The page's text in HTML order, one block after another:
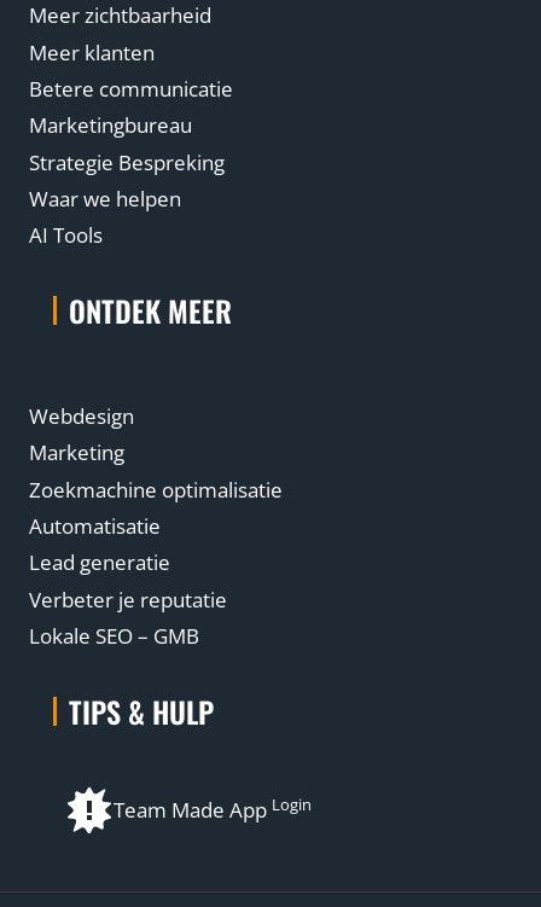
Meer zichtbaarheid
Meer klanten
Betere communicatie
Marketingbureau
Strategie Bespreking
Waar we helpen
AI Tools
ONTDEK MEER
Webdesign
Marketing
Zoekmachine optimalisatie
Automatisatie
Lead generatie
Verbeter je reputatie
Lokale SEO – GMB
TIPS & HULP
Team Made App Login